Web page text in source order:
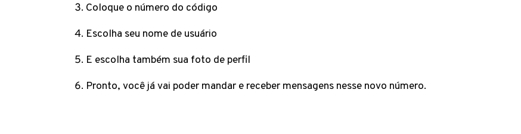
Coloque o número do código
Escolha seu nome de usuário
E escolha também sua foto de perfil
Pronto, você já vai poder mandar e receber mensagens nesse novo número.